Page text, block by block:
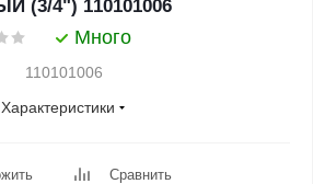
(3/4") 110101006
Много
110101006
Характеристики
Сравнить